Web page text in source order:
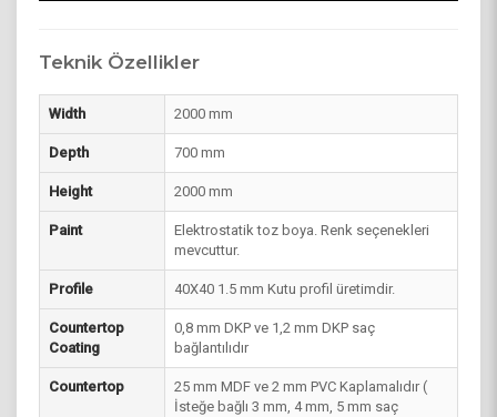
Teknik Özellikler
Width 2000 mm
Depth 700 mm
Height 2000 mm
Paint
Elektrostatik toz boya. Renk seçenekleri
mevcuttur.
Profile 40X40 1.5 mm Kutu profil üretimdir.
Countertop
Coating
0,8 mm DKP ve 1,2 mm DKP saç
bağlantılıdır
Countertop
25 mm MDF ve 2 mm PVC Kaplamalıdır (
İsteğe bağlı 3 mm, 4 mm, 5 mm saç